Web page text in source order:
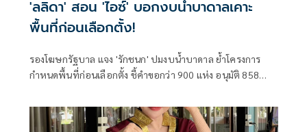
'ลลิดา' สอน 'ไอซ์' บอกงบน้ำบาดาลเคาะ
พื้นที่ก่อนเลือกตั้ง!
รองโฆษกรัฐบาล แจง 'รักชนก' ปมงบน้ำบาดาล ย้ำโครงการ
กำหนดพื้นที่ก่อนเลือกตั้ง ชี้คำขอกว่า 900 แห่ง อนุมัติ 858